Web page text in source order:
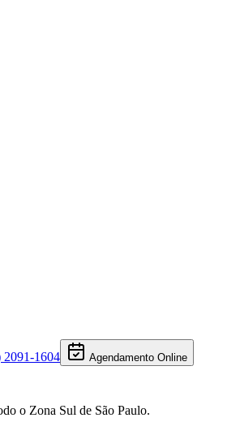
2091-1604 Agendamento Online
o Zona Sul de São Paulo.